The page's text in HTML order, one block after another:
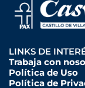
LINKS DE
Trabaja con
Política de Uso
Política de